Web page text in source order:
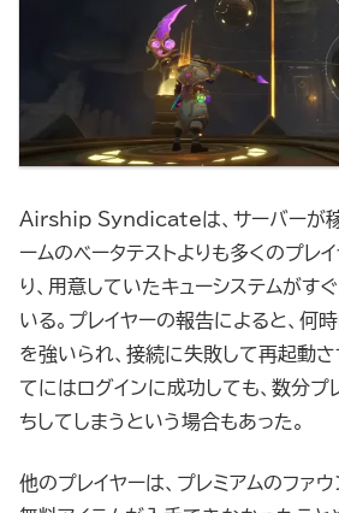
Airship Syndicateは、サーバーが稼
ームのベータテストよりも多くのプレ
り、用意していたキューシステムがす
いる。プレイヤーの報告によると、何
を強いられ、接続に失敗して再起動
てにはログインに成功しても、数分プ
ちしてしまうという場合もあった。
他のプレイヤーは、プレミアムのファ